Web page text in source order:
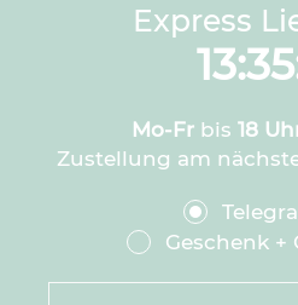
Express
Mo-Frbis 18
Zustellung am
Geschenk +